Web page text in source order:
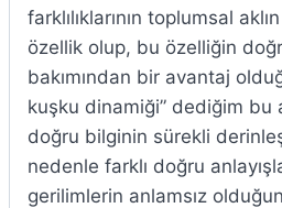
farklılıklarının toplumsal
özellik olup, bu özelliğin
bakımından bir avantaj
kuşku dinamiği” dediğim bu
doğru bilginin sürekli
nedenle farklı doğru
gerilimlerin anlamsız